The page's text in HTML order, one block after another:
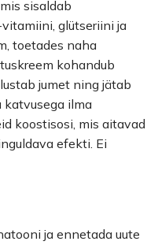
sisaldab
glütseriini ja
toetades naha
kohandub
jumet ning jätab
katvusega ilma
koostisosi, mis aitavad
efekti. Ei
ja ennetada uute